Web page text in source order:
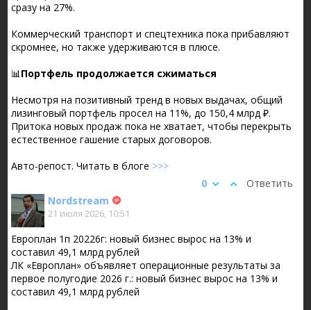
сразу на 27%.
Коммерческий транспорт и спецтехника пока прибавляют
скромнее, но также удерживаются в плюсе.
📊Портфель продолжается сжиматься
Несмотря на позитивный тренд в новых выдачах, общий
лизинговый портфель просел на 11%, до 150,4 млрд ₽.
Притока новых продаж пока не хватает, чтобы перекрыть
естественное гашение старых договоров.
Авто-репост. Читать в блоге >>>
Ответить
0
Nordstream
21 июля 2026, 10:51
Европлан 1п 20226г: новый бизнес вырос на 13% и
составил 49,1 млрд рублей
ЛК «Европлан» объявляет операционные результаты за
первое полугодие 2026 г.: новый бизнес вырос на 13% и
составил 49,1 млрд рублей